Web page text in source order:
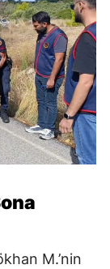
M.’nin